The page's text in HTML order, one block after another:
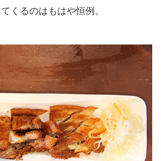
くるのはもはや恒例。